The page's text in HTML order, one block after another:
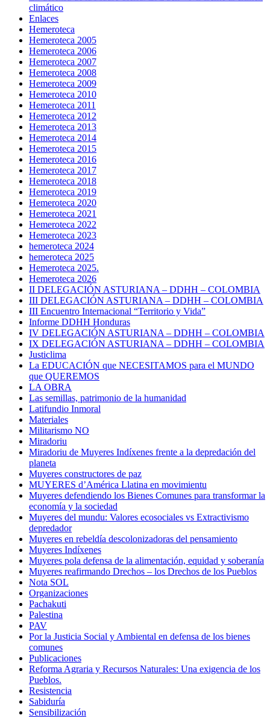
climático
Enlaces
Hemeroteca
Hemeroteca 2005
Hemeroteca 2006
Hemeroteca 2007
Hemeroteca 2008
Hemeroteca 2009
Hemeroteca 2010
Hemeroteca 2011
Hemeroteca 2012
Hemeroteca 2013
Hemeroteca 2014
Hemeroteca 2015
Hemeroteca 2016
Hemeroteca 2017
Hemeroteca 2018
Hemeroteca 2019
Hemeroteca 2020
Hemeroteca 2021
Hemeroteca 2022
Hemeroteca 2023
hemeroteca 2024
hemeroteca 2025
Hemeroteca 2025.
Hemeroteca 2026
II DELEGACIÓN ASTURIANA – DDHH – COLOMBIA
III DELEGACIÓN ASTURIANA – DDHH – COLOMBIA
III Encuentro Internacional “Territorio y Vida”
Informe DDHH Honduras
IV DELEGACIÓN ASTURIANA – DDHH – COLOMBIA
IX DELEGACIÓN ASTURIANA – DDHH – COLOMBIA
Justiclima
La EDUCACIÓN que NECESITAMOS para el MUNDO
que QUEREMOS
LA OBRA
Las semillas, patrimonio de la humanidad
Latifundio Inmoral
Materiales
Militarismo NO
Miradoriu
Miradoriu de Muyeres Indíxenes frente a la depredación del
planeta
Muyeres constructores de paz
MUYERES d’América Llatina en movimientu
Muyeres defendiendo los Bienes Comunes para transformar la
economía y la sociedad
Muyeres del mundu: Valores ecosociales vs Extractivismo
depredador
Muyeres en rebeldía descolonizadoras del pensamiento
Muyeres Indíxenes
Muyeres pola defensa de la alimentación, equidad y soberanía
Muyeres reafirmando Drechos – los Drechos de los Pueblos
Nota SOL
Organizaciones
Pachakuti
Palestina
PAV
Por la Justicia Social y Ambiental en defensa de los bienes
comunes
Publicaciones
Reforma Agraria y Recursos Naturales: Una exigencia de los
Pueblos.
Resistencia
Sabiduría
Sensibilización